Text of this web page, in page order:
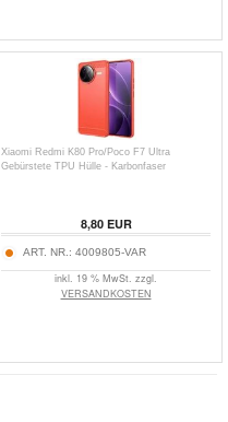
Xiaomi Redmi K80 Pro/Poco F7 Ultra
Gebürstete TPU Hülle - Karbonfaser
8,80EUR
ART. NR.: 4009805-VAR
inkl. 19 % MwSt. zzgl.
VERSANDKOSTEN